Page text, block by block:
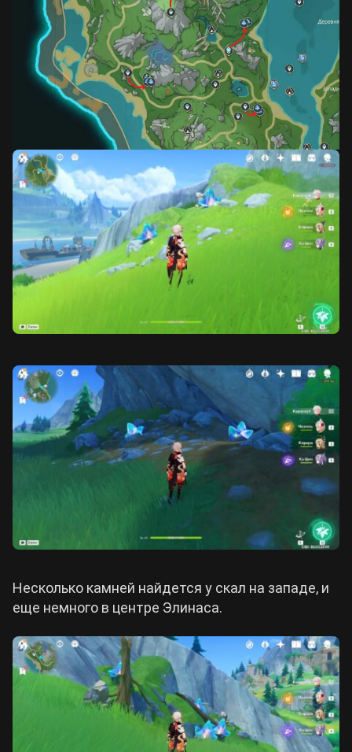
Несколько камней найдется у скал на западе, и
еще немного в центре Элинаса.